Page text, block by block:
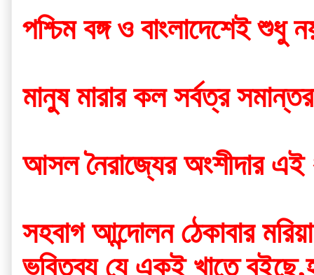
পশ্চিম বঙ্গ ও বাংলাদেশেই শুধু
মানুষ মারার কল সর্বত্র
আসল নৈরাজ্যের অংশীদার এই
সহবাগ আন্দোলন ঠেকাবার
ভবিতব্য যে একই খাতে